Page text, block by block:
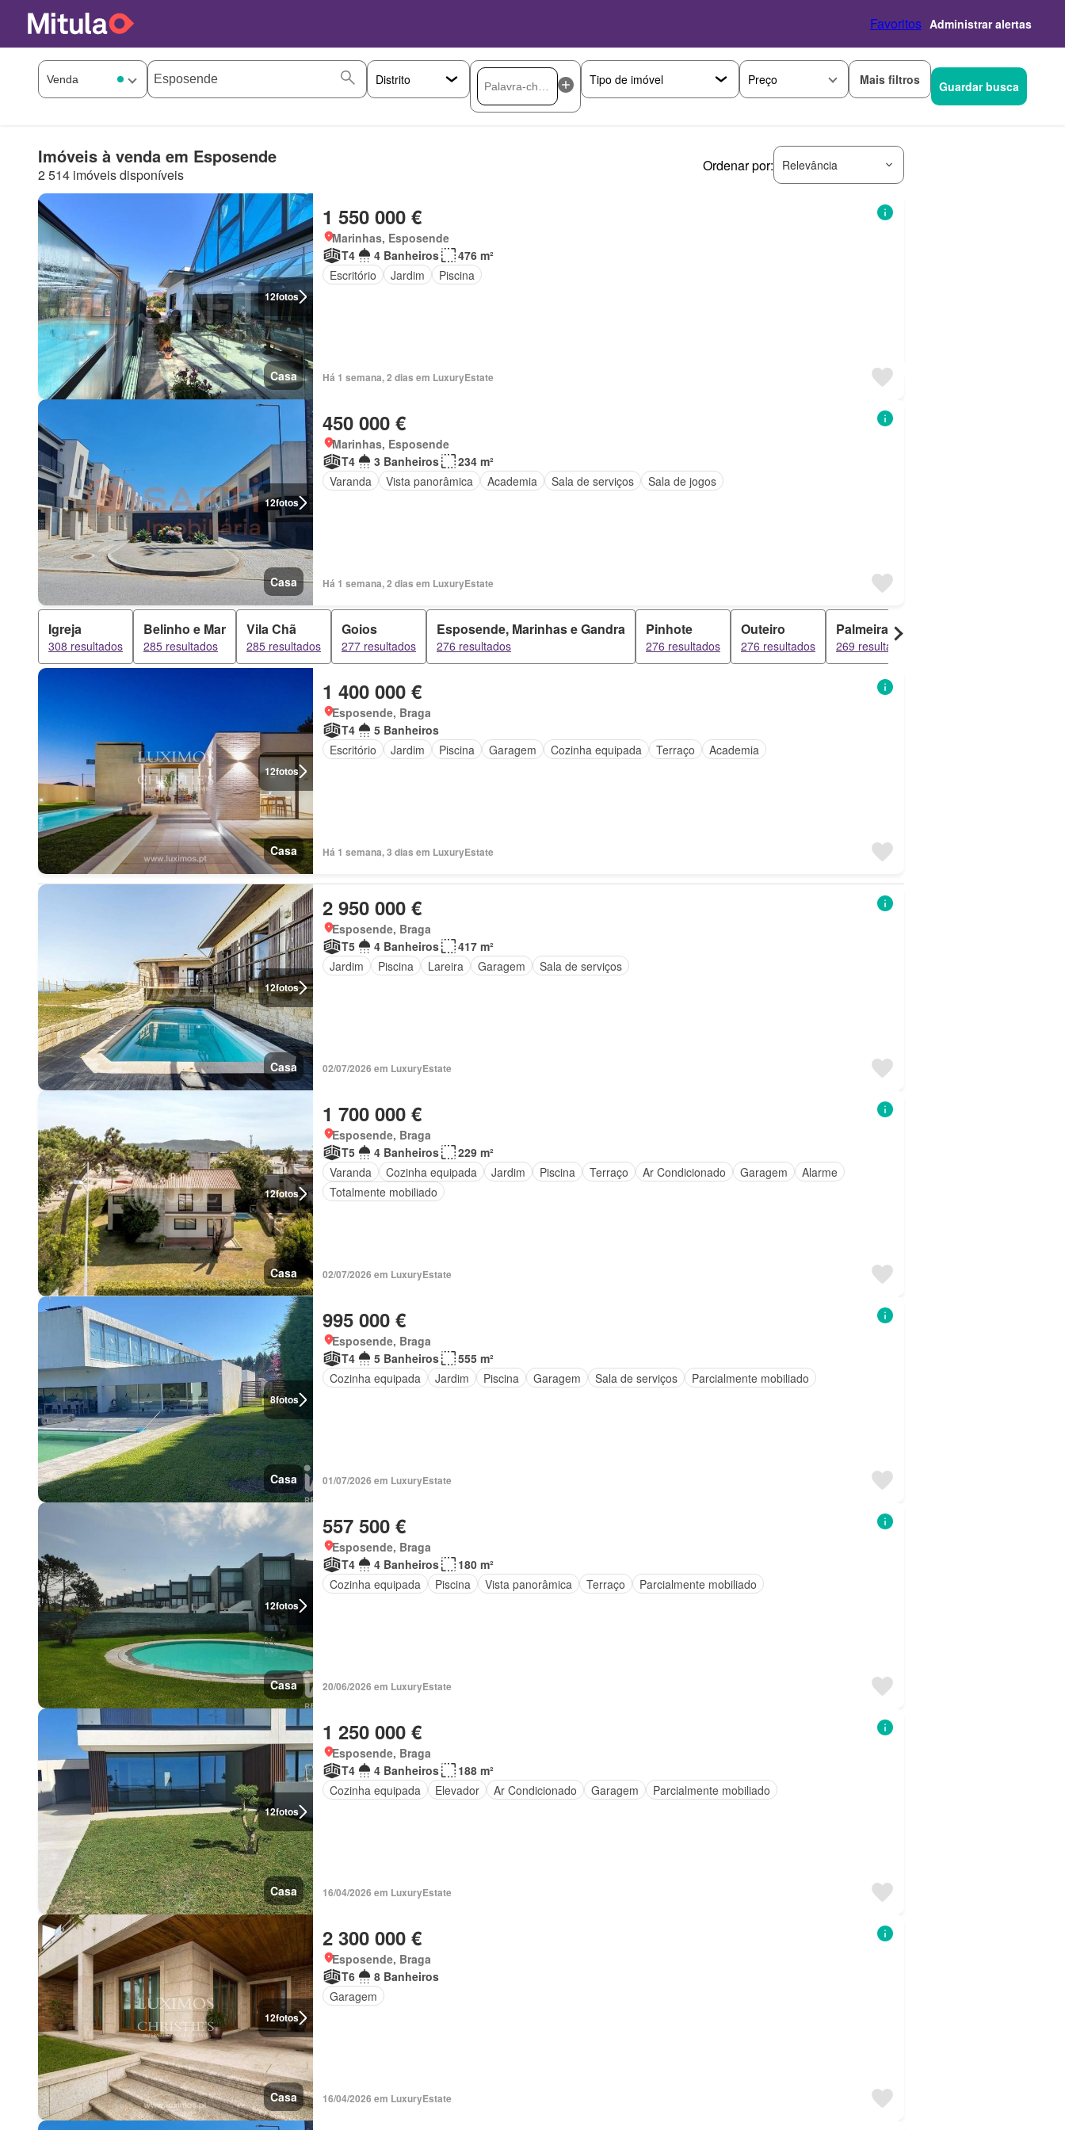
Favoritos Administrar alertas
Preço Mais filtros Guardar busca
Imóveis à venda em Esposende
2 514 imóveis disponíveis
Ordenar por: Relevância
12fotos
Casa
1 550 000 €
Marinhas, Esposende
T4
4 Banheiros
476 m²
Escritório
Jardim Piscina
Há 1 semana, 2 dias em LuxuryEstate
12fotos
Casa
450 000 €
Marinhas, Esposende
T4
3 Banheiros
234 m²
Varanda
Vista panorâmica Academia Sala de serviços Sala de jogos
Há 1 semana, 2 dias em LuxuryEstate
Igreja
308 resultados
Belinho e Mar
285 resultados
Vila Chã
285 resultados
Goios
277 resultados
Esposende, Marinhas e Gandra
276 resultados
Pinhote
276 resultados
Outeiro
276 resultados
Palmeira de Faro e Curvos
269 resultados
12fotos
Casa
1 400 000 €
Esposende, Braga
T4
5 Banheiros
Escritório
Jardim Piscina Garagem Cozinha equipada Terraço Academia
Há 1 semana, 3 dias em LuxuryEstate
12fotos
Casa
2 950 000 €
Esposende, Braga
T5
4 Banheiros
417 m²
Jardim
Piscina Lareira Garagem Sala de serviços
02/07/2026 em LuxuryEstate
12fotos
Casa
1 700 000 €
Esposende, Braga
T5
4 Banheiros
229 m²
Varanda
Cozinha equipada Jardim Piscina Terraço Ar Condicionado Garagem
Alarme
Totalmente mobiliado
02/07/2026 em LuxuryEstate
8fotos
Casa
995 000 €
Esposende, Braga
T4
5 Banheiros
555 m²
Cozinha equipada
Jardim Piscina Garagem Sala de serviços Parcialmente mobiliado
01/07/2026 em LuxuryEstate
12fotos
Casa
557 500 €
Esposende, Braga
T4
4 Banheiros
180 m²
Cozinha equipada
Piscina Vista panorâmica Terraço Parcialmente mobiliado
20/06/2026 em LuxuryEstate
12fotos
Casa
1 250 000 €
Esposende, Braga
T4
4 Banheiros
188 m²
Cozinha equipada
Elevador Ar Condicionado Garagem Parcialmente mobiliado
16/04/2026 em LuxuryEstate
12fotos
Casa
2 300 000 €
Esposende, Braga
T6
8 Banheiros
Garagem
16/04/2026 em LuxuryEstate